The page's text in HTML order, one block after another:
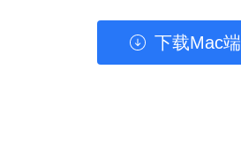
下载Mac端